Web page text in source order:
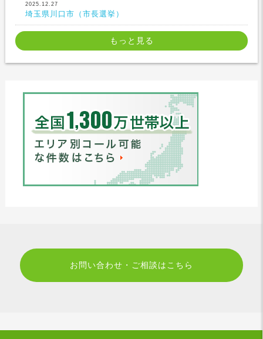
2025.12.27
埼玉県川口市（市長選挙）
もっと見る
お問い合わせ・ご相談はこちら